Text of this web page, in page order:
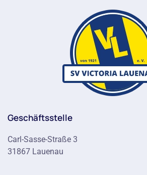
Geschäftsstelle
Carl-Sasse-Straße 3
31867 Lauenau